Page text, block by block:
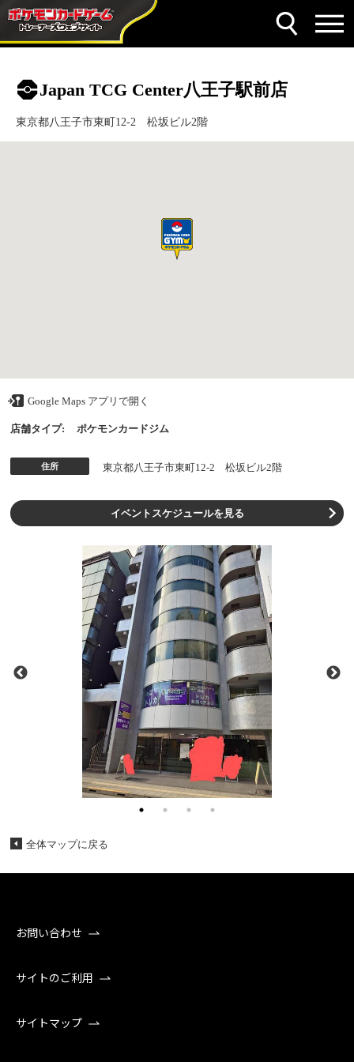
Japan TCG Center八王子駅前店
東京都八王子市東町12-2 松坂ビル2階
Google Maps アプリで開く
店舗タイプ: ポケモンカードジム
住所 東京都八王子市東町12-2 松坂ビル2階
イベントスケジュールを見る
全体マップに戻る
お問い合わせ
サイトのご利用
サイトマップ